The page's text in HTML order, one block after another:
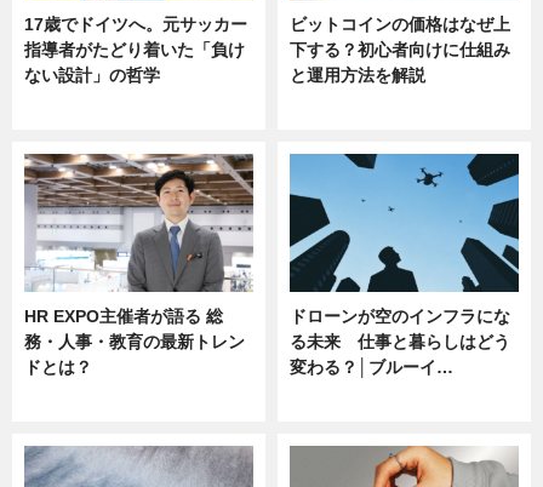
17歳でドイツへ。元サッカー
指導者がたどり着いた「負け
ない設計」の哲学
ビットコインの価格はなぜ上
下する？初心者向けに仕組み
と運用方法を解説
HR EXPO主催者が語る 総
務・人事・教育の最新トレン
ドとは？
ドローンが空のインフラにな
る未来 仕事と暮らしはどう
変わる？│ブルーイ…